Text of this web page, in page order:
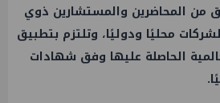
من المحاضرين والمستشارين ذوي
محليًا ودوليًا، وتلتزم بتطبيق
الحاصلة عليها وفق شهادات